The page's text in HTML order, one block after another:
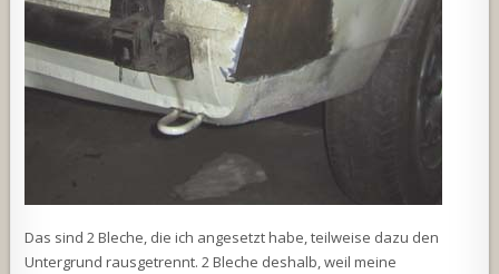
Das sind 2 Bleche, die ich angesetzt habe, teilweise dazu den
Untergrund rausgetrennt. 2 Bleche deshalb, weil meine